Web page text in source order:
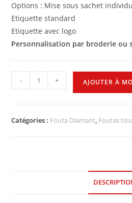
Options : Mise sous sachet
Etiquette standard
Etiquette avec logo
Personnalisation par broderie ou
- + AJOUTER À
Catégories : Fouta Diamant, Foutas